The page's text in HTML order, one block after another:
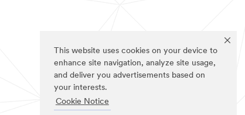
This website uses cookies on your device to
enhance site navigation, analyze site usage,
and deliver you advertisements based on
your interests.
Cookie Notice